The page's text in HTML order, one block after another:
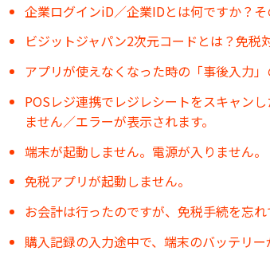
企業ログインiD／企業IDとは何ですか？そ
ビジットジャパン2次元コードとは？免税
アプリが使えなくなった時の「事後入力」
POSレジ連携でレジレシートをスキャン
ません／エラーが表示されます。
端末が起動しません。電源が入りません。
免税アプリが起動しません。
お会計は行ったのですが、免税手続を忘れ
購入記録の入力途中で、端末のバッテリー